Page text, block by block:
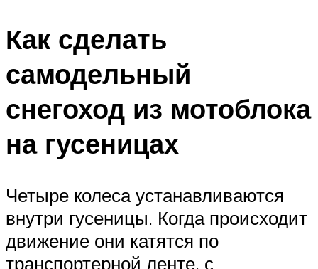
Как сделать
самодельный
снегоход из мотоблока
на гусеницах
Четыре колеса устанавливаются
внутри гусеницы. Когда происходит
движение они катятся по
транспортерной ленте, с